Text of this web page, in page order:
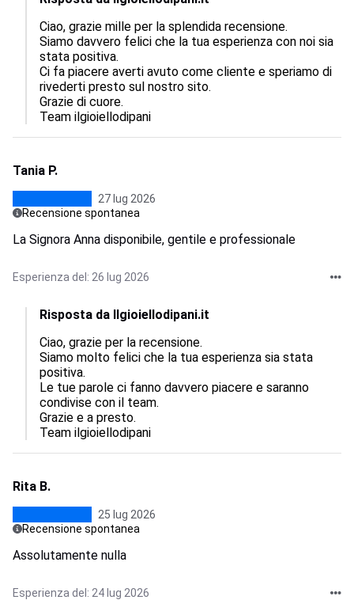
Ciao, grazie mille per la splendida recensione.
Siamo davvero felici che la tua esperienza con noi sia
stata positiva.
Ci fa piacere averti avuto come cliente e speriamo di
rivederti presto sul nostro sito.
Grazie di cuore.
Team ilgioiellodipani
Tania P.
27 lug 2026
Recensione spontanea
La Signora Anna disponibile, gentile e professionale
Esperienza del: 26 lug 2026
Risposta da Ilgioiellodipani.it
Ciao, grazie per la recensione.
Siamo molto felici che la tua esperienza sia stata
positiva.
Le tue parole ci fanno davvero piacere e saranno
condivise con il team.
Grazie e a presto.
Team ilgioiellodipani
Rita B.
25 lug 2026
Recensione spontanea
Assolutamente nulla
Esperienza del: 24 lug 2026